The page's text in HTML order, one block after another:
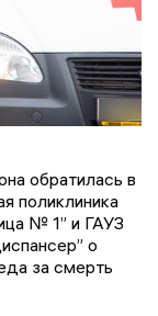
обратилась в
поликлиника
№ 1” и ГАУЗ
о
за смерть